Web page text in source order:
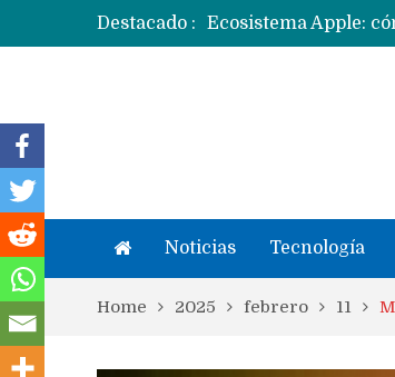
Destacado :
Ecosistema Apple:
Noticias Tecnología
Home 2025 febrero 11